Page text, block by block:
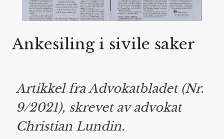
Ankesiling i sivile saker
Artikkel fra Advokatbladet (Nr.
9/2021), skrevet av advokat
Christian Lundin.